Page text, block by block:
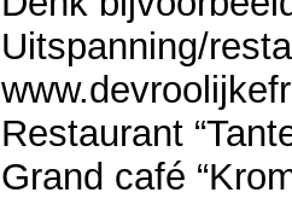
Uitspanning/
Restaurant
Grand café